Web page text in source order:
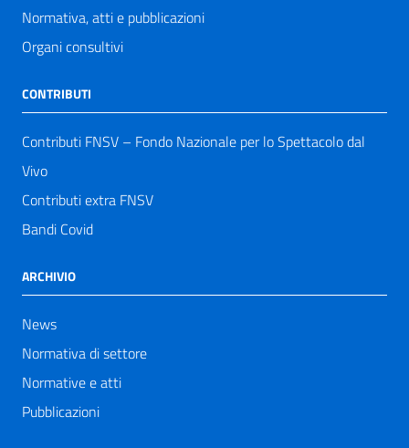
Normativa, atti e pubblicazioni
Organi consultivi
CONTRIBUTI
Contributi FNSV – Fondo Nazionale per lo Spettacolo dal
Vivo
Contributi extra FNSV
Bandi Covid
ARCHIVIO
News
Normativa di settore
Normative e atti
Pubblicazioni